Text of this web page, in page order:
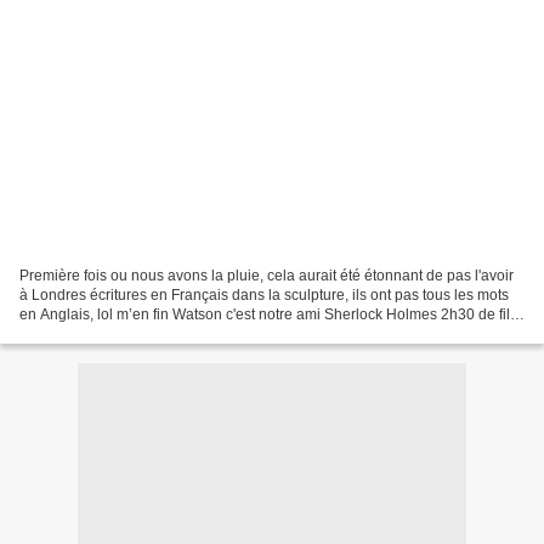
Première fois ou nous avons la pluie, cela aurait été étonnant de pas l'avoir
à Londres écritures en Français dans la sculpture, ils ont pas tous les mots
en Anglais, lol m’en fin Watson c'est notre ami Sherlock Holmes 2h30 de file